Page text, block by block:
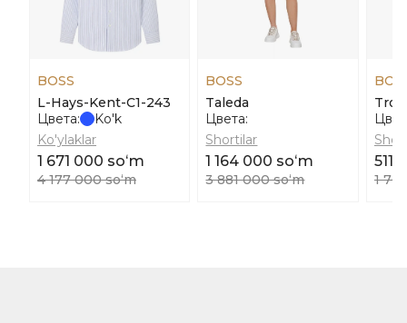
BOSS
L-Hays-Kent-C1-243
Цвета:
Ko'k
Ko'ylaklar
1 671 000 soʻm
4 177 000 soʻm
BOSS
Taleda
Цвета:
Shortilar
1 164 000 soʻm
3 881 000 soʻm
511
1